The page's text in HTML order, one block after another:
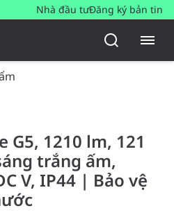
Nhà đầu tưĐăng ký bản tin
G5, 1210 lm, 121
trắng ấm,
V, IP44 | Bảo vệ